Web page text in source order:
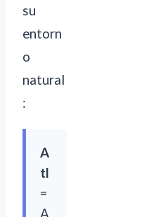
su
entorn
o
natural
:
A
tl
=
A